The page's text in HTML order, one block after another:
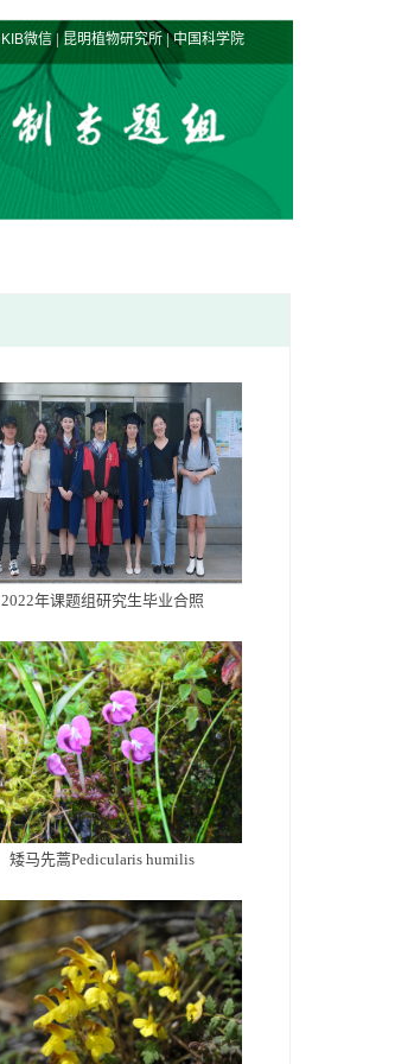
KIB微信|昆明植物研究所|中国科学院
2022年课题组研究生毕业合照
矮马先蒿Pedicularis humilis